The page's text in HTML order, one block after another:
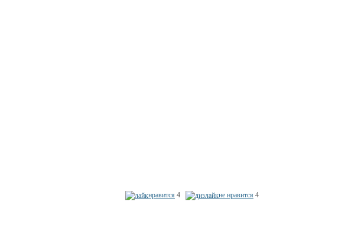
нравится 4 не нравится 4